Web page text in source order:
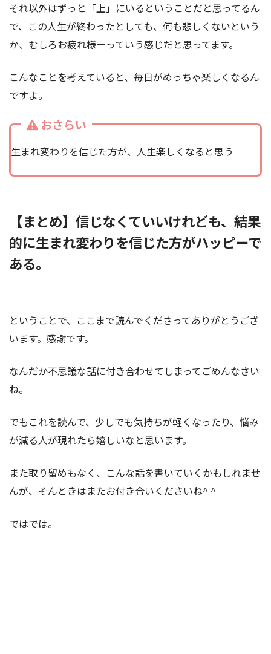
それ以外はずっと「上」にいるということだと思ってるん
で、この人生が終わったとしても、何も悲しくないという
か、むしろお疲れ様ーっていう感じだと思ってます。
こんなことを考えていると、毎日がめっちゃ楽しくなるん
ですよ。
おさらい
生まれ変わりを信じた方が、人生楽しくなると思う
【まとめ】信じなくていいけれども、結果
的に生まれ変わりを信じた方がハッピーで
ある。
ということで、ここまで読んでくださってありがとうござ
います。感謝です。
なんだか不思議な話に付き合わせてしまってごめんなさい
ね。
でもこれを読んで、少しでも気持ちが軽くなったり、悩み
が減る人が現れたら嬉しいなと思います。
また取り留めもなく、こんな話を書いていくかもしれませ
んが、そんときはまたお付き合いくださいね^ ^
ではでは。